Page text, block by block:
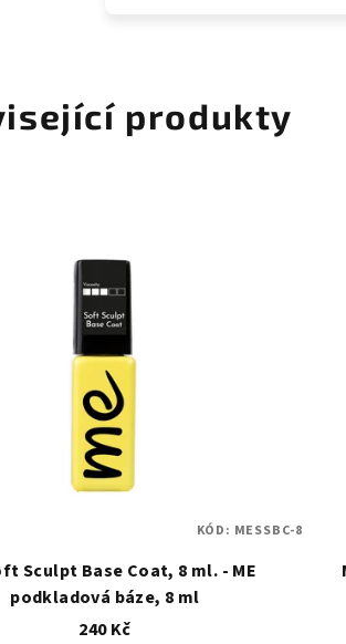
produkty
Sculpt Base Coat, 8 ml. - ME
podkladová báze, 8 ml
240 Kč
KÓD: MESSBC-8